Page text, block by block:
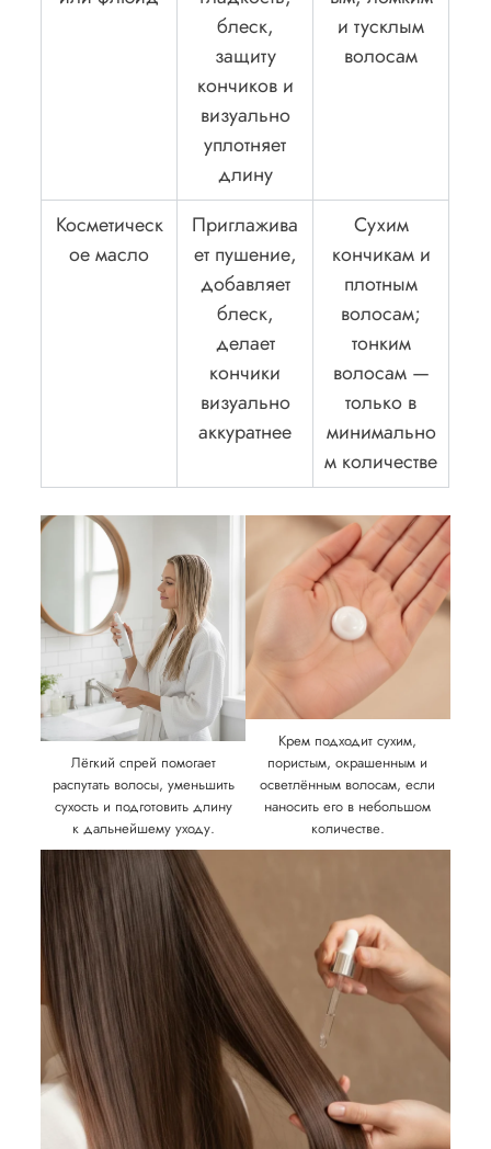
блеск,
защиту
кончиков и
визуально
уплотняет
длину
и тусклым
волосам
Косметическ
ое масло
Приглажива
ет пушение,
добавляет
блеск,
делает
кончики
визуально
аккуратнее
Сухим
кончикам и
плотным
волосам;
тонким
волосам —
только в
минимально
м количестве
Лёгкий спрей помогает
распутать волосы, уменьшить
сухость и подготовить длину
к дальнейшему уходу.
Крем подходит сухим,
пористым, окрашенным и
осветлённым волосам, если
наносить его в небольшом
количестве.